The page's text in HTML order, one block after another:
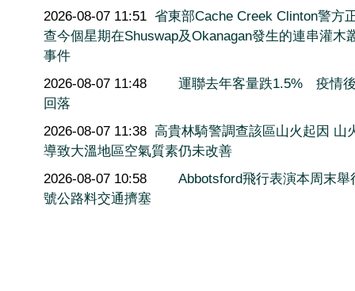
2026-08-07 11:51 省東部Cache Creek Clinton警方
查今個星期在Shuswap及Okanagan發生的連串灌木
事件
2026-08-07 11:48
運聯去年客量跌1.5% 疫情
回落
2026-08-07 11:38 高貴林騎警調查該區山火起因 山
導致大溫地區空氣質素仍未改善
2026-08-07 10:58
Abbotsford飛行表演本周末
號公路料交通擠塞